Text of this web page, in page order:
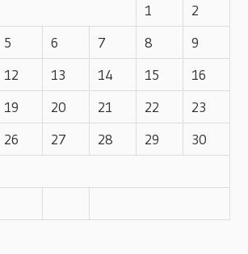
1
2
5 6 7 8
9
12 13 14 15
16
19 20 21 22
23
26 27 28 29
30